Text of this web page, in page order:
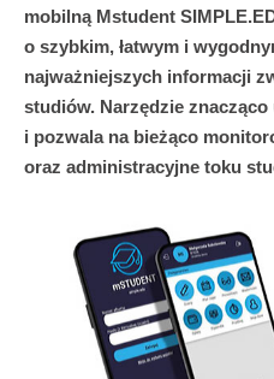
mobilną Mstudent
o szybkim, łatwym i
najważniejszych informacji
studiów. Narzędzie
i pozwala na bieżąco
oraz administracyjne toku